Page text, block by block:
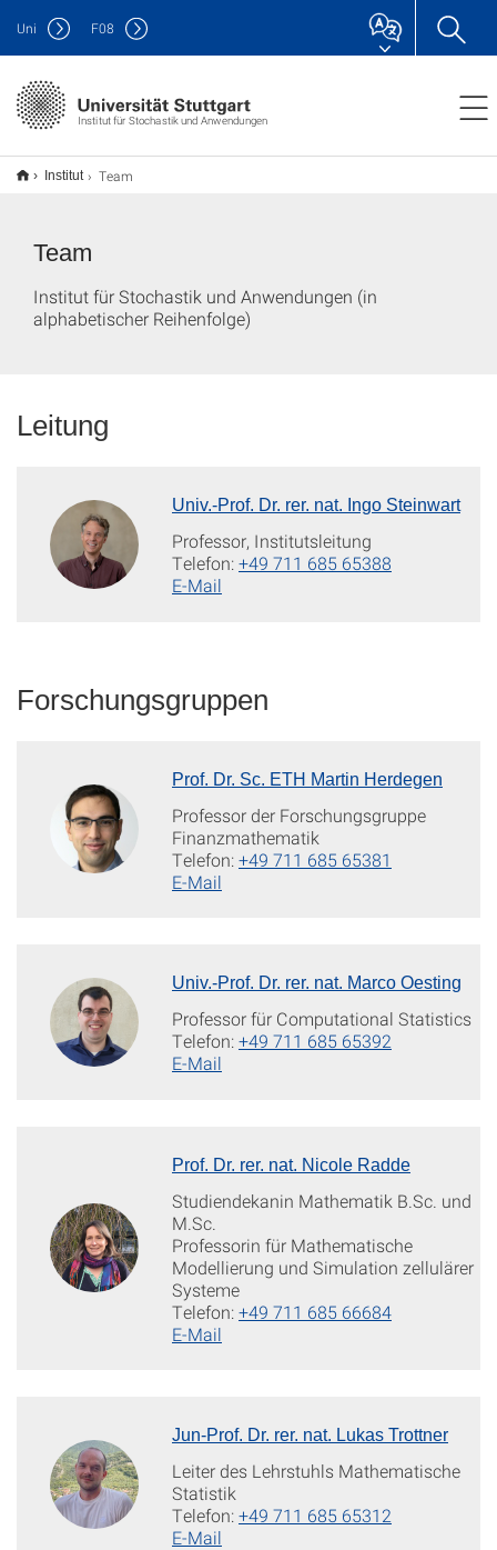
Institut für Stochastik und Anwendungen
Uni F08
Institut Team
Team
Institut für Stochastik und Anwendungen (in
alphabetischer Reihenfolge)
Leitung
Univ.-Prof. Dr. rer. nat. Ingo Steinwart
Professor, Institutsleitung
Telefon:+49 711 685 65388
E-Mail
Forschungsgruppen
Prof. Dr. Sc. ETH Martin Herdegen
Professor der Forschungsgruppe
Finanzmathematik
Telefon:+49 711 685 65381
E-Mail
Univ.-Prof. Dr. rer. nat. Marco Oesting
Professor für Computational Statistics
Telefon:+49 711 685 65392
E-Mail
Prof. Dr. rer. nat. Nicole Radde
Studiendekanin Mathematik B.Sc. und
M.Sc.
Professorin für Mathematische
Modellierung und Simulation zellulärer
Systeme
Telefon:+49 711 685 66684
E-Mail
Jun-Prof. Dr. rer. nat. Lukas Trottner
Leiter des Lehrstuhls Mathematische
Statistik
Telefon:+49 711 685 65312
E-Mail